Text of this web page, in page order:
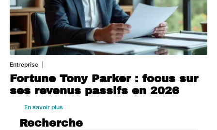
Entreprise
Fortune Tony Parker : focus sur
ses revenus passifs en 2026
En savoir plus
Recherche